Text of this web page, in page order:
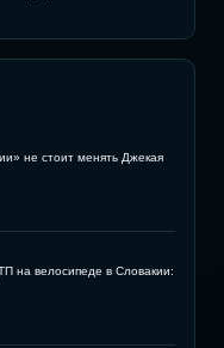
не стоит менять Джекая
на велосипеде в Словакии: